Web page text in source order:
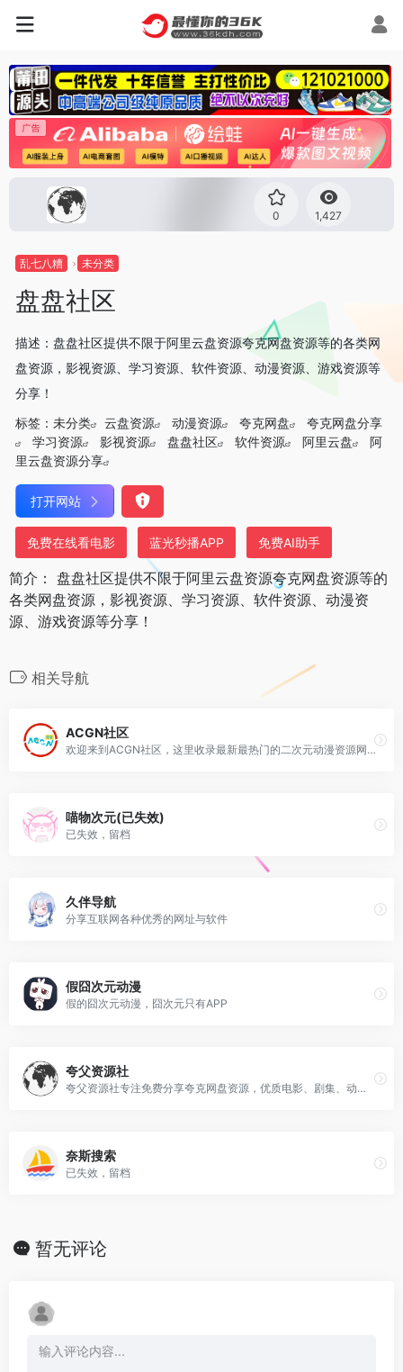
0 1,427
乱七八糟 未分类
盘盘社区
描述：盘盘社区提供不限于阿里云盘资源夸克网盘资源等的各类网
盘资源，影视资源、学习资源、软件资源、动漫资源、游戏资源等
分享！
标签： 未分类 云盘资源 动漫资源 夸克网盘
夸克网盘分享
学习资源
影视资源 盘盘社区 软件资源 阿里云盘
阿
里云盘资源分享
打开网站
免费在线看电影 蓝光秒播APP 免费AI助手
简介： 盘盘社区提供不限于阿里云盘资源夸克网盘资源等的
各类网盘资源，影视资源、学习资源、软件资源、动漫资
源、游戏资源等分享！
相关导航
ACGN社区
欢迎来到ACGN社区，这里收录最新最热门的二次元动漫资源网站，开启你的二次元之门。你可以阅读，分享，讨论有关二次元的一切，在这里，你不是一个人，而是和大家一起遨游在二次元里的世界！
喵物次元(已失效)
已失效，留档
久伴导航
分享互联网各种优秀的网址与软件
假囧次元动漫
假的囧次元动漫，囧次元只有APP
夸父资源社
夸父资源社专注免费分享夸克网盘资源，优质电影、剧集、动漫、4K电影、4K电视剧、书籍资料、学习教程、音乐音频应有尽有，更多内容等待你来发掘
奈斯搜索
已失效，留档
暂无评论